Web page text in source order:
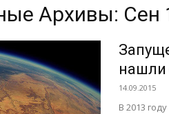
Архивы: Сен
нашли
14.09.2015
В 2013